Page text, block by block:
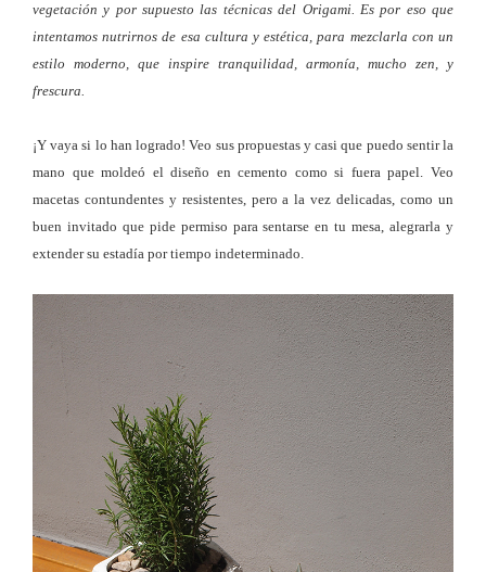
vegetación y por supuesto las técnicas del Origami. Es por eso que
intentamos nutrirnos de esa cultura y estética, para mezclarla con un
estilo moderno, que inspire tranquilidad, armonía, mucho zen, y
frescura.
¡Y vaya si lo han logrado! Veo sus propuestas y casi que puedo sentir la
mano que moldeó el diseño en cemento como si fuera papel. Veo
macetas contundentes y resistentes, pero a la vez delicadas, como un
buen invitado que pide permiso para sentarse en tu mesa, alegrarla y
extender su estadía por tiempo indeterminado.